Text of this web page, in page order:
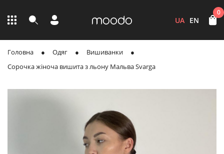
UA EN
0
Головна Одяг
Вишиванки
Сорочка жіноча вишита з льону Мальва Svarga